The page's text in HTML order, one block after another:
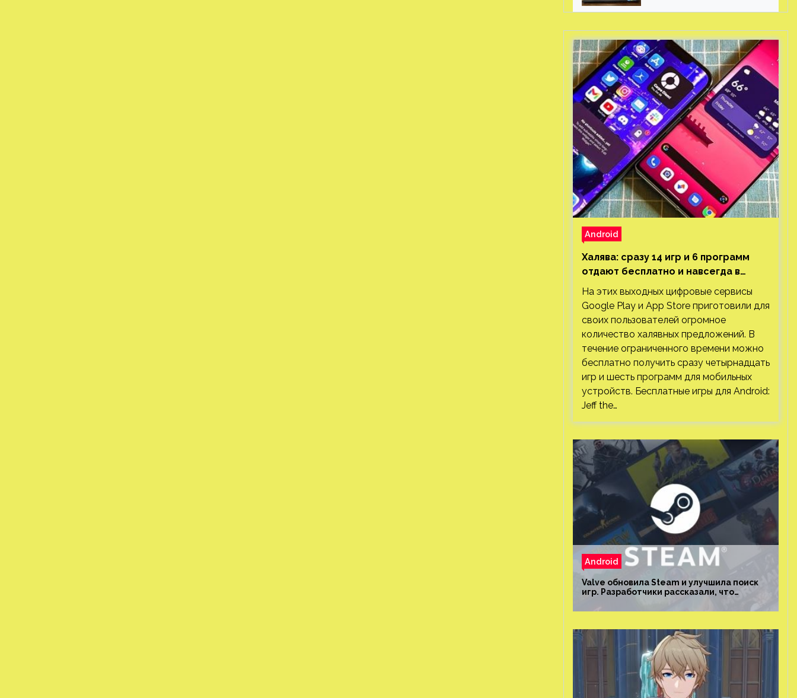
Android
Халява: сразу 14 игр и 6 программ
отдают бесплатно и навсегда в
Google Play и App Store. Есть проект
с 1 млн загрузок
На этих выходных цифровые сервисы
Google Play и App Store приготовили для
своих пользователей огромное
количество халявных предложений. В
течение ограниченного времени можно
бесплатно получить сразу четырнадцать
игр и шесть программ для мобильных
устройств. Бесплатные игры для Android:
Jeff the…
Android
Valve обновила Steam и улучшила поиск
игр. Разработчики рассказали, что